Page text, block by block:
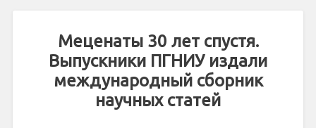
Меценаты 30 лет спустя.
Выпускники ПГНИУ издали
международный сборник
научных статей